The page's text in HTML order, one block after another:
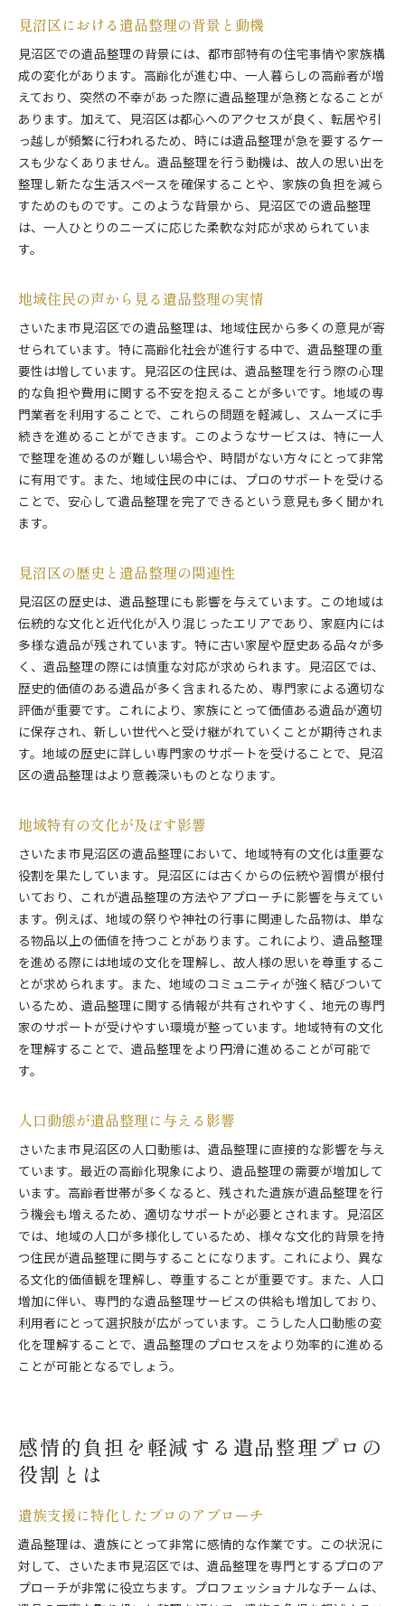
遺品整理を効率的に行うための工夫
費用対効果を高める選択肢
専門家に頼る遺品整理で安心と効率を両立させる方法
プロに依頼するメリットとデメリット
効率的な整理を実現するためのプロセス
専門家による計画的な整理の重要性
安心を提供するプロのサポート内容
プロのノウハウを活かした整理術
専門家選びのポイントと注意点
効率的な作業の進め方
家族とのコミュニケーション方法
スムーズな遺品整理のための手順
整理に必要な道具とその活用法
トラブルを避けるための事前対策
さいたま市見沼区での遺品整理で注意すべき法的事項
遺品整理に関わる法律の基本
見沼区特有の法的要件
法的トラブルを防ぐためのガイドライン
法的リスクを最小限に抑えるテクニック
プロサポートが提供する遺品整理の段取りと手順
プロによる段取りの重要性
遺品整理の計画と実行の流れ
遺品整理の各ステップの詳細
プロセスを円滑に進めるための工夫
遺品整理後のフォローアップサービス
プロに依頼する際の確認事項
地域の特性を活かした見沼区での遺品整理成功事例
見沼区における特殊な整理事例
地域コミュニティとの連携による成功例
見沼区特有の課題を乗り越えた実例
成功事例から学ぶ遺品整理のヒント
地域資源を活用した効率的な方法
見沼区における遺品整理の背景と動機
見沼区での遺品整理の背景には、都市部特有の住宅事情や家族構
成の変化があります。高齢化が進む中、一人暮らしの高齢者が増
えており、突然の不幸があった際に遺品整理が急務となることが
あります。加えて、見沼区は都心へのアクセスが良く、転居や引
っ越しが頻繁に行われるため、時には遺品整理が急を要するケー
スも少なくありません。遺品整理を行う動機は、故人の思い出を
整理し新たな生活スペースを確保することや、家族の負担を減ら
すためのものです。このような背景から、見沼区での遺品整理
は、一人ひとりのニーズに応じた柔軟な対応が求められていま
す。
地域住民の声から見る遺品整理の実情
さいたま市見沼区での遺品整理は、地域住民から多くの意見が寄
せられています。特に高齢化社会が進行する中で、遺品整理の重
要性は増しています。見沼区の住民は、遺品整理を行う際の心理
的な負担や費用に関する不安を抱えることが多いです。地域の専
門業者を利用することで、これらの問題を軽減し、スムーズに手
続きを進めることができます。このようなサービスは、特に一人
で整理を進めるのが難しい場合や、時間がない方々にとって非常
に有用です。また、地域住民の中には、プロのサポートを受ける
ことで、安心して遺品整理を完了できるという意見も多く聞かれ
ます。
見沼区の歴史と遺品整理の関連性
見沼区の歴史は、遺品整理にも影響を与えています。この地域は
伝統的な文化と近代化が入り混じったエリアであり、家庭内には
多様な遺品が残されています。特に古い家屋や歴史ある品々が多
く、遺品整理の際には慎重な対応が求められます。見沼区では、
歴史的価値のある遺品が多く含まれるため、専門家による適切な
評価が重要です。これにより、家族にとって価値ある遺品が適切
に保存され、新しい世代へと受け継がれていくことが期待されま
す。地域の歴史に詳しい専門家のサポートを受けることで、見沼
区の遺品整理はより意義深いものとなります。
地域特有の文化が及ぼす影響
さいたま市見沼区の遺品整理において、地域特有の文化は重要な
役割を果たしています。見沼区には古くからの伝統や習慣が根付
いており、これが遺品整理の方法やアプローチに影響を与えてい
ます。例えば、地域の祭りや神社の行事に関連した品物は、単な
る物品以上の価値を持つことがあります。これにより、遺品整理
を進める際には地域の文化を理解し、故人様の思いを尊重するこ
とが求められます。また、地域のコミュニティが強く結びついて
いるため、遺品整理に関する情報が共有されやすく、地元の専門
家のサポートが受けやすい環境が整っています。地域特有の文化
を理解することで、遺品整理をより円滑に進めることが可能で
す。
人口動態が遺品整理に与える影響
さいたま市見沼区の人口動態は、遺品整理に直接的な影響を与え
ています。最近の高齢化現象により、遺品整理の需要が増加して
います。高齢者世帯が多くなると、残された遺族が遺品整理を行
う機会も増えるため、適切なサポートが必要とされます。見沼区
では、地域の人口が多様化しているため、様々な文化的背景を持
つ住民が遺品整理に関与することになります。これにより、異な
る文化的価値観を理解し、尊重することが重要です。また、人口
増加に伴い、専門的な遺品整理サービスの供給も増加しており、
利用者にとって選択肢が広がっています。こうした人口動態の変
化を理解することで、遺品整理のプロセスをより効率的に進める
ことが可能となるでしょう。
感情的負担を軽減する遺品整理プロの
役割とは
遺族支援に特化したプロのアプローチ
遺品整理は、遺族にとって非常に感情的な作業です。この状況に
対して、さいたま市見沼区では、遺品整理を専門とするプロのア
プローチが非常に役立ちます。プロフェッショナルなチームは、